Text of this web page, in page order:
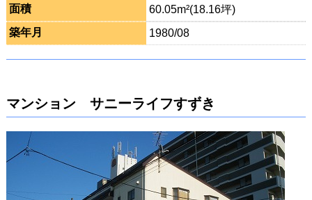
面積
60.05m²(18.16坪)
築年月
1980/08
マンション サニーライフすずき